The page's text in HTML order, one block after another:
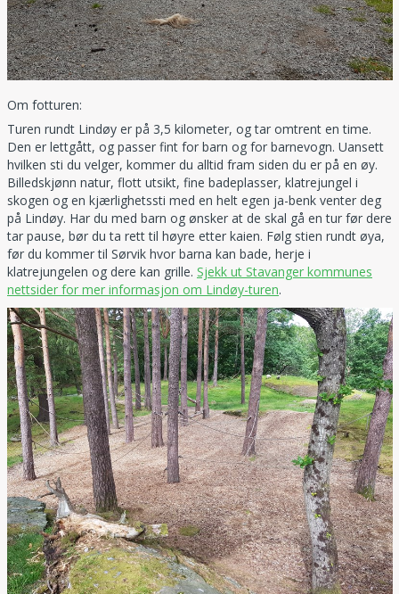
Om fotturen:
Turen rundt Lindøy er på 3,5 kilometer, og tar omtrent en time.
Den er lettgått, og passer fint for barn og for barnevogn. Uansett
hvilken sti du velger, kommer du alltid fram siden du er på en øy.
Billedskjønn natur, flott utsikt, fine badeplasser, klatrejungel i
skogen og en kjærlighetssti med en helt egen ja-benk venter deg
på Lindøy. Har du med barn og ønsker at de skal gå en tur før dere
tar pause, bør du ta rett til høyre etter kaien. Følg stien rundt øya,
før du kommer til Sørvik hvor barna kan bade, herje i
klatrejungelen og dere kan grille. Sjekk ut Stavanger kommunes
nettsider for mer informasjon om Lindøy-turen.